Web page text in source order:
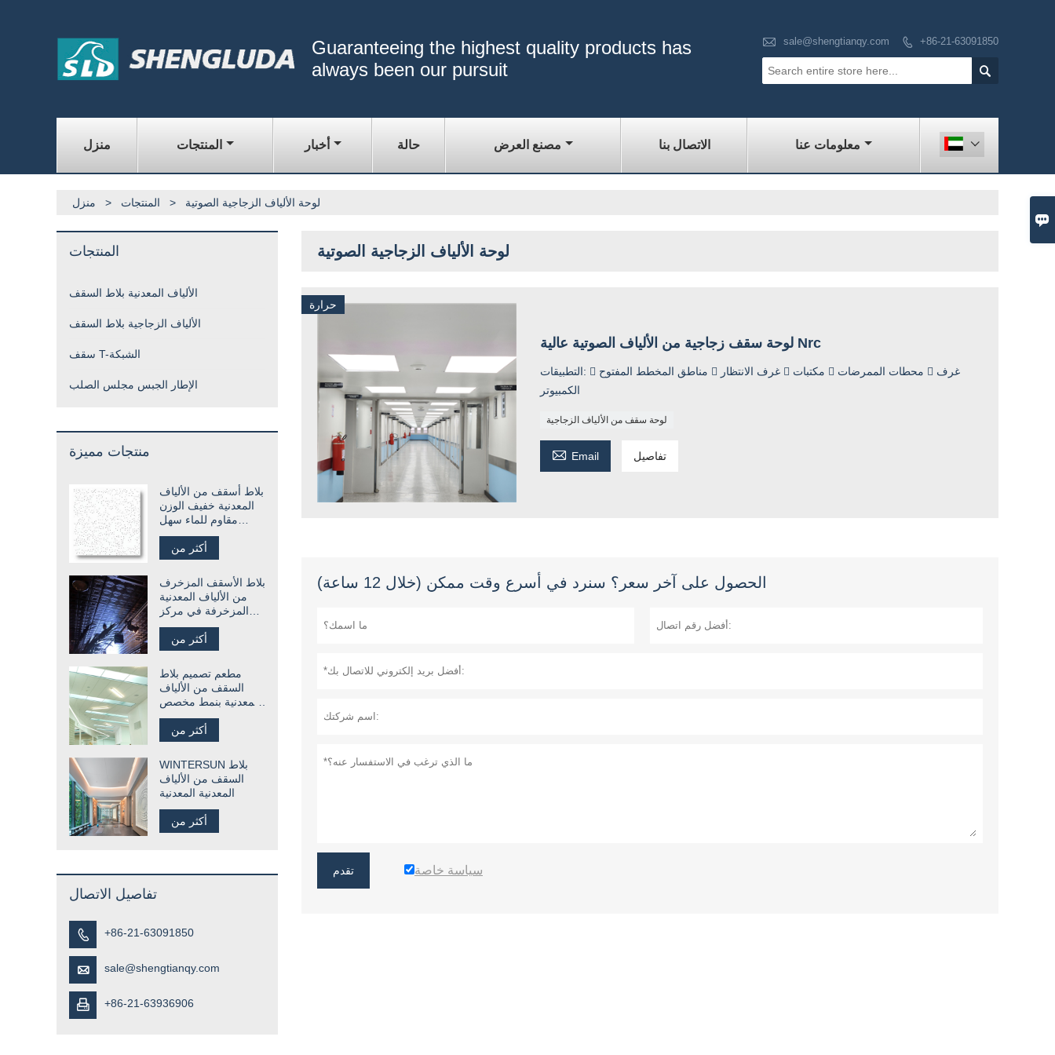

 sale@shengtianqy.com  +86-21-63091850

Guaranteeing the highest quality products has
always been our pursuit
منزل المنتجات أخبار حالة مصنع العرض الاتصال بنا معلومات عنا 
منزل > المنتجات > لوحة الألياف الزجاجية الصوتية
لوحة الألياف الزجاجية الصوتية
حرارة
لوحة سقف زجاجية من الألياف الصوتية عالية Nrc
التطبيقات:  مناطق المخطط المفتوح  غرف الانتظار  مكتبات  محطات الممرضات  غرف
الكمبيوتر
لوحة سقف من الألياف الزجاجية
 Email تفاصيل
الحصول على آخر سعر؟ سنرد في أسرع وقت ممكن (خلال 12 ساعة)
تقدم سياسة خاصة
المنتجات
الألياف المعدنية بلاط السقف
الألياف الزجاجية بلاط السقف
سقف T-الشبكة
الإطار الجبس مجلس الصلب
منتجات مميزة
بلاط أسقف من الألياف
المعدنية خفيف الوزن
مقاوم للماء سهل
التركيب
أكثر من
بلاط الأسقف المزخرف
من الألياف المعدنية
المزخرفة في مركز
التسوق
أكثر من
مطعم تصميم بلاط
السقف من الألياف
المعدنية بنمط مخصص
للمطعم
أكثر من
WINTERSUN بلاط
السقف من الألياف
المعدنية المعدنية
أكثر من
تفاصيل الاتصال
 +86-21-63091850
 sale@shengtianqy.com
 +86-21-63936906